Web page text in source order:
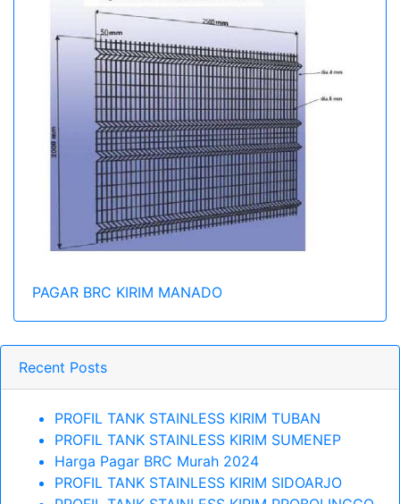
PAGAR BRC KIRIM MANADO
Recent Posts
PROFIL TANK STAINLESS KIRIM TUBAN
PROFIL TANK STAINLESS KIRIM SUMENEP
Harga Pagar BRC Murah 2024
PROFIL TANK STAINLESS KIRIM SIDOARJO